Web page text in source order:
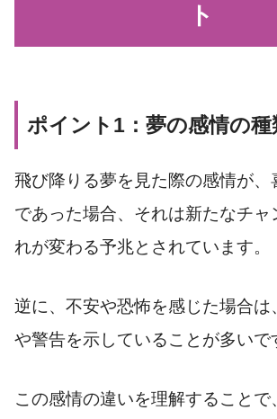
ト
ポイント1：夢の感情の種
飛び降りる夢を見た際の感情が、
であった場合、それは新たなチャ
れが変わる予兆とされています。
逆に、不安や恐怖を感じた場合は
や警告を示していることが多いで
この感情の違いを理解することで